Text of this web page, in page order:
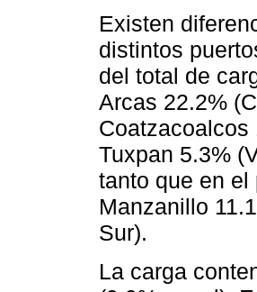
Existen
distintos
del total de
Arcas 22.2%
Coatzacoalcos
Tuxpan 5.3%
tanto que en el
Manzanillo
Sur).
La carga